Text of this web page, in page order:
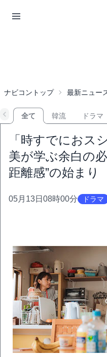
ナビコントップ 最新ニュー
全て 韓流 ドラマ
「時すでにおス
美が学ぶ余白の
距離感”の始まり
05月13日08時00分 ドラマ